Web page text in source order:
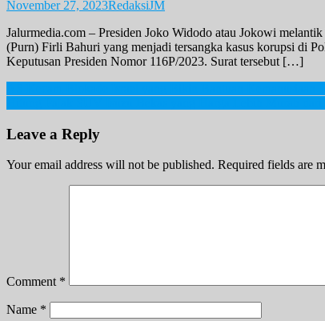
November 27, 2023RedaksiJM
Jalurmedia.com – Presiden Joko Widodo atau Jokowi
(Purn) Firli Bahuri yang menjadi tersangka kasus korupsi di
Keputusan Presiden Nomor 116P/2023. Surat tersebut […]
Post
navigation
Leave a Reply
Your email address will not be published. Required fields are
Comment *
Name *